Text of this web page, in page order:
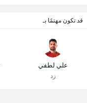
قد تكون مهتمًا بـ
علي لطفي
زد